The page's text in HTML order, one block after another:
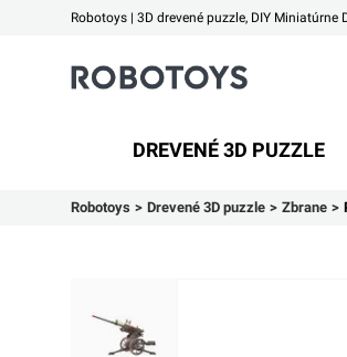
Robotoys | 3D drevené puzzle, DIY Miniatúrne
Robotoys
Robotoys Drevené 3D puzzle Zbrane
DREVENÉ 3D PUZZLE